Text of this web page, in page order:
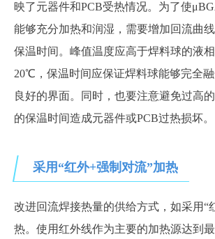
映了元器件和PCB受热情况。为了使
能够充分加热和润湿，需要增加回流曲
保温时间。峰值温度应高于焊料球的液
20℃，保温时间应保证焊料球能够完全
良好的界面。同时，也要注意避免过高
的保温时间造成元器件或PCB过热损坏。
采用“红外+强制对流”加热
改进回流焊接热量的供给方式，如采用“
热。使用红外线作为主要的加热源达到